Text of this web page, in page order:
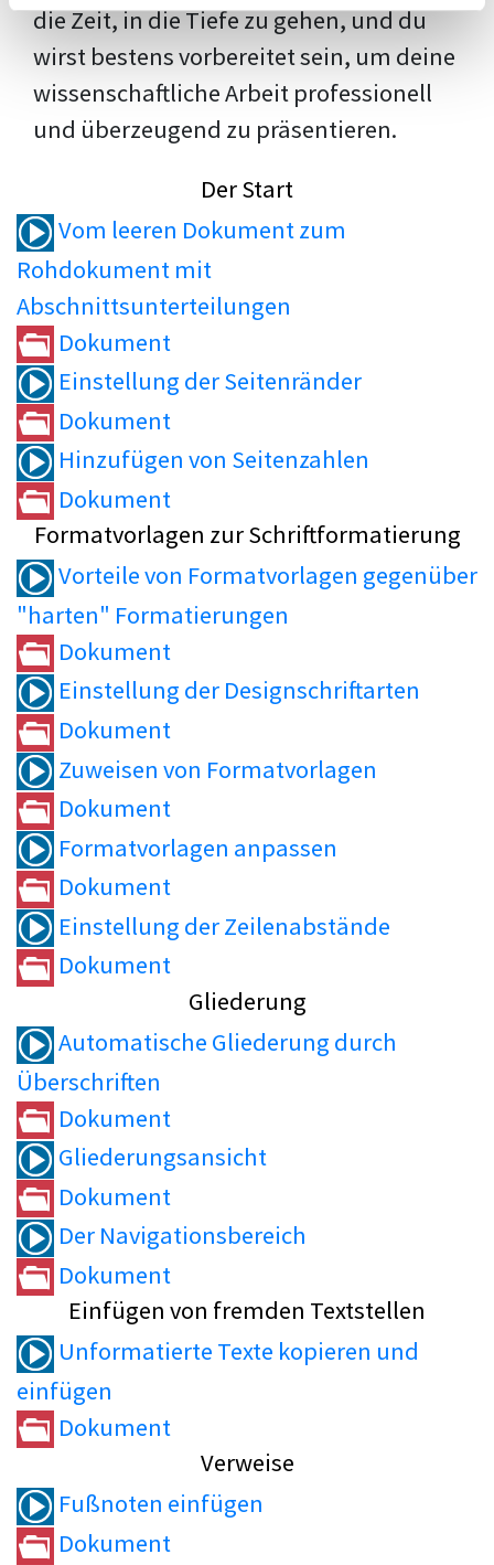
die Zeit, in die Tiefe zu gehen, und du
wirst bestens vorbereitet sein, um deine
wissenschaftliche Arbeit professionell
und überzeugend zu präsentieren.
Der Start
Vom leeren Dokument zum
Rohdokument mit
Abschnittsunterteilungen
Dokument
Einstellung der Seitenränder
Dokument
Hinzufügen von Seitenzahlen
Dokument
Formatvorlagen zur Schriftformatierung
Vorteile von Formatvorlagen gegenüber
"harten" Formatierungen
Dokument
Einstellung der Designschriftarten
Dokument
Zuweisen von Formatvorlagen
Dokument
Formatvorlagen anpassen
Dokument
Einstellung der Zeilenabstände
Dokument
Gliederung
Automatische Gliederung durch
Überschriften
Dokument
Gliederungsansicht
Dokument
Der Navigationsbereich
Dokument
Einfügen von fremden Textstellen
Unformatierte Texte kopieren und
einfügen
Dokument
Verweise
Fußnoten einfügen
Dokument